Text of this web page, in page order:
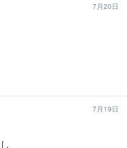
7月20日
7月19日